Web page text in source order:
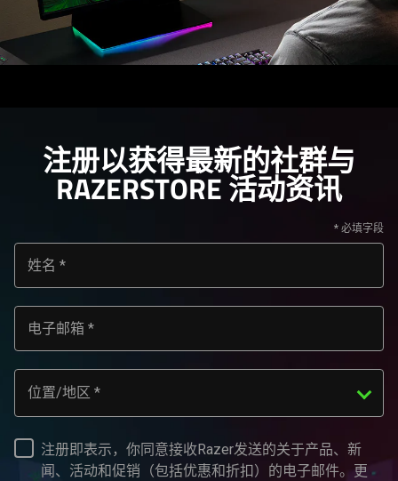
注册以获得最新的社群与
RAZERSTORE 活动资讯
姓名
电子邮箱
位置/地区
注册即表示，你同意接收Razer发送的关于产品、新
闻、活动和促销（包括优惠和折扣）的电子邮件。更